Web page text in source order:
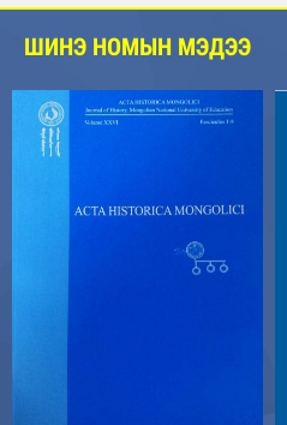
ШИНЭ НОМЫН МЭДЭЭ